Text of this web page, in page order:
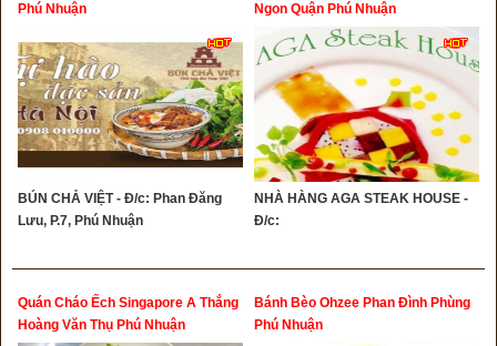
Phú Nhuận
BÚN CHẢ VIỆT - Đ/c: Phan Đăng
Lưu, P.7, Phú Nhuận
Ngon Quận Phú Nhuận
NHÀ HÀNG AGA STEAK HOUSE -
Đ/c:
Quán Cháo Ếch Singapore A Thắng
Hoàng Văn Thụ Phú Nhuận
Bánh Bèo Ohzee Phan Đình Phùng
Phú Nhuận